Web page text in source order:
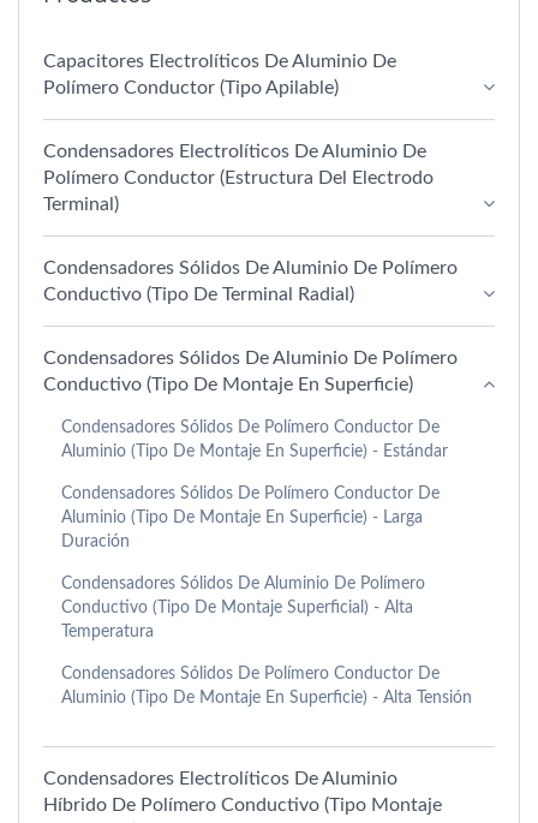
Capacitores Electrolíticos De Aluminio De
Polímero Conductor (tipo Apilable)
Condensadores Electrolíticos De Aluminio De
Polímero Conductor (estructura Del Electrodo
Terminal)
Condensadores Sólidos De Aluminio De Polímero
Conductivo (Tipo De Terminal Radial)
Condensadores Sólidos De Aluminio De Polímero
Conductivo (Tipo De Montaje En Superficie)
Condensadores Sólidos De Polímero Conductor De
Aluminio (tipo De Montaje En Superficie) - Estándar
Condensadores Sólidos De Polímero Conductor De
Aluminio (tipo De Montaje En Superficie) - Larga
Duración
Condensadores Sólidos De Aluminio De Polímero
Conductivo (Tipo De Montaje Superficial) - Alta
Temperatura
Condensadores Sólidos De Polímero Conductor De
Aluminio (tipo De Montaje En Superficie) - Alta Tensión
Condensadores Electrolíticos De Aluminio
Híbrido De Polímero Conductivo (Tipo Montaje